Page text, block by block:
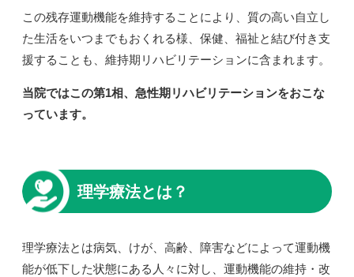
この残存運動機能を維持することにより、質の高い自立し
た生活をいつまでもおくれる様、保健、福祉と結び付き支
援することも、維持期リハビリテーションに含まれます。
当院ではこの第1相、急性期リハビリテーションをおこな
っています。
理学療法とは？
理学療法とは病気、けが、高齢、障害などによって運動機
能が低下した状態にある人々に対し、運動機能の維持・改